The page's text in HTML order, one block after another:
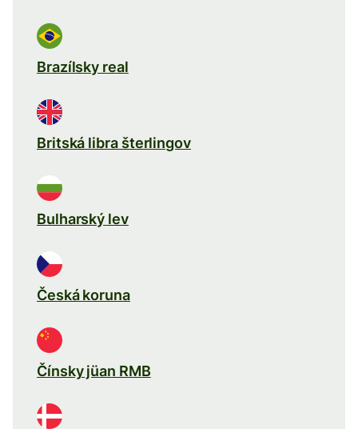
Brazílsky real
Britská libra šterlingov
Bulharský lev
Česká koruna
Čínsky jüan RMB